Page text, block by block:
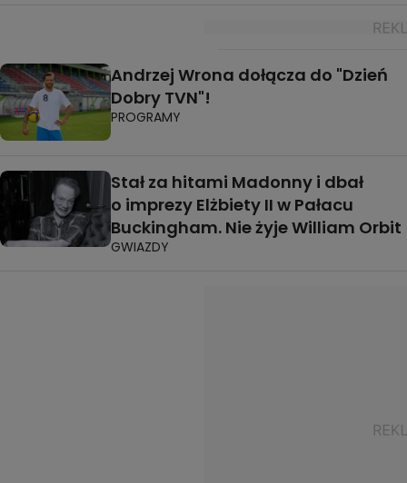
Andrzej Wrona dołącza do "Dzień
Dobry TVN"!
PROGRAMY
Stał za hitami Madonny i dbał
o imprezy Elżbiety II w Pałacu
Buckingham. Nie żyje William Orbit
GWIAZDY